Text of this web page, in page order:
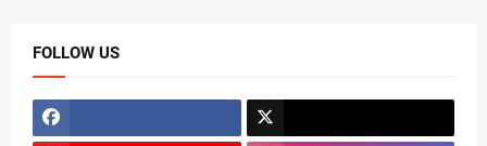
FOLLOW US